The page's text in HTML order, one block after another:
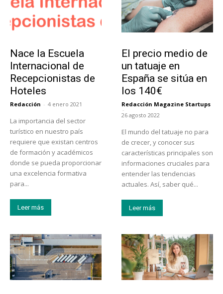
Nace la Escuela
Internacional de
Recepcionistas de
Hoteles
Redacción - 4 enero 2021
La importancia del sector
turístico en nuestro país
requiere que existan centros
de formación y académicos
donde se pueda proporcionar
una excelencia formativa
para...
Leer más
El precio medio de
un tatuaje en
España se sitúa en
los 140€
Redacción Magazine Startups
-
26 agosto 2022
El mundo del tatuaje no para
de crecer, y conocer sus
características principales son
informaciones cruciales para
entender las tendencias
actuales. Así, saber qué...
Leer más